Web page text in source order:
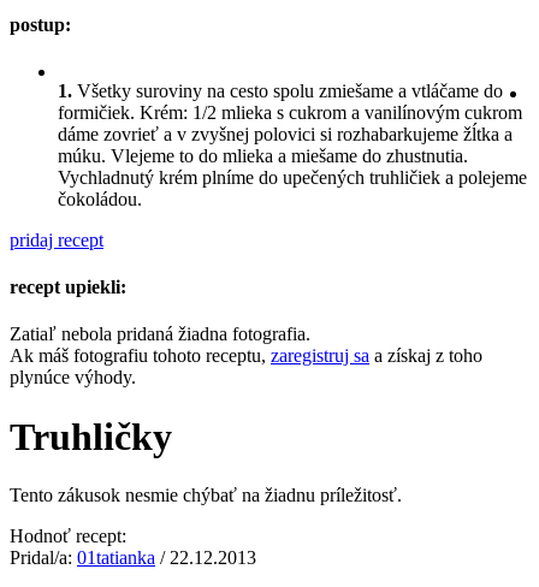
postup:
1. Všetky suroviny na cesto spolu zmiešame a vtláčame do
formičiek. Krém: 1/2 mlieka s cukrom a vanilínovým cukrom
dáme zovrieť a v zvyšnej polovici si rozhabarkujeme žĺtka a
múku. Vlejeme to do mlieka a miešame do zhustnutia.
Vychladnutý krém plníme do upečených truhličiek a polejeme
čokoládou.
pridaj recept
recept upiekli:
Zatiaľ nebola pridaná žiadna fotografia.
Ak máš fotografiu tohoto receptu, zaregistruj sa a získaj z toho
plynúce výhody.
Truhličky
Tento zákusok nesmie chýbať na žiadnu príležitosť.
Hodnoť recept:
Pridal/a: 01tatianka / 22.12.2013